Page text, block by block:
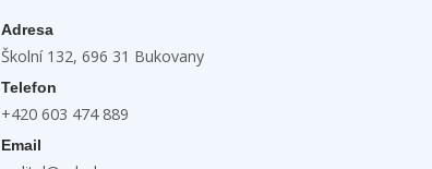
Adresa
Školní 132, 696 31 Bukovany
Telefon
+420 603 474 889
Email